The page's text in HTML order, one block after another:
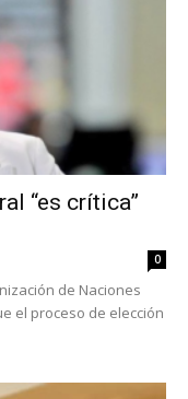
“es crítica”
0
de Naciones
el proceso de elección